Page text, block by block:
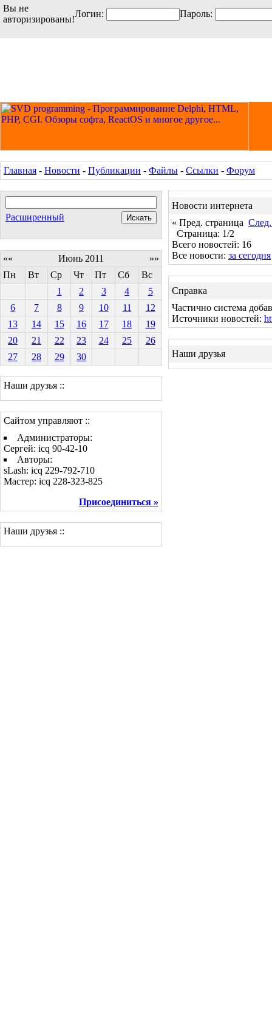
Вы не
авторизированы!
Логин: Пароль:
Главная - Новости - Публикации - Файлы - Ссылки - Форум
Расширенный
«« Июнь 2011
»»
Пн
Вт Ср Чт Пт Сб
Вс
1
2 3 4
5
6
7 8 9 10 11
12
13
14 15 16 17 18
19
20
21 22 23 24 25
26
27
28 29 30
Наши друзья ::
Сайтом управляют ::
Администраторы:
Сергей: icq 90-42-10
Авторы:
sLash: icq 229-792-710
Мастер: icq 228-323-825
Присоединиться »
Наши друзья ::
Новости интернета
« Пред. страница
Страница: 1/2
Всего новостей: 16
Все новости: за сегодня
Справка
Частично система
Источники новостей:
Наши друзья